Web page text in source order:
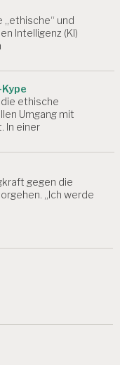
„ethische“ und
Intelligenz (KI)
ethische
Umgang mit
In einer
gegen die
„Ich werde